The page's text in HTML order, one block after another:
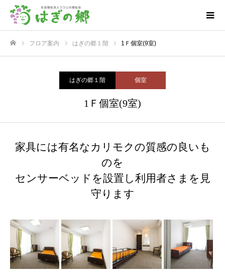
フロア案内 はぎの郷１階 1Ｆ個室(9室)
はぎの郷１階 個室
1Ｆ個室(9室)
家具には有名なカリモクの質感の良いも
のを
センサーベッドを設置し利用者さまを見
守ります